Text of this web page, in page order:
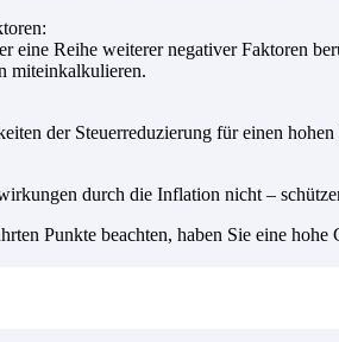
eine Reihe weiterer negativer Faktoren
miteinkalkulieren.
der Steuerreduzierung für einen
durch die Inflation nicht –
Punkte beachten, haben Sie eine